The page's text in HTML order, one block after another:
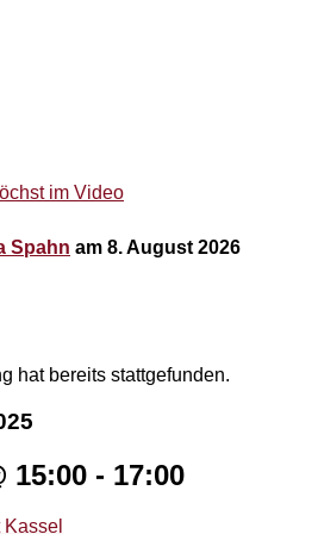
im Video
Spahn am 8. August 2026
hat bereits stattgefunden.
15:00 - 17:00